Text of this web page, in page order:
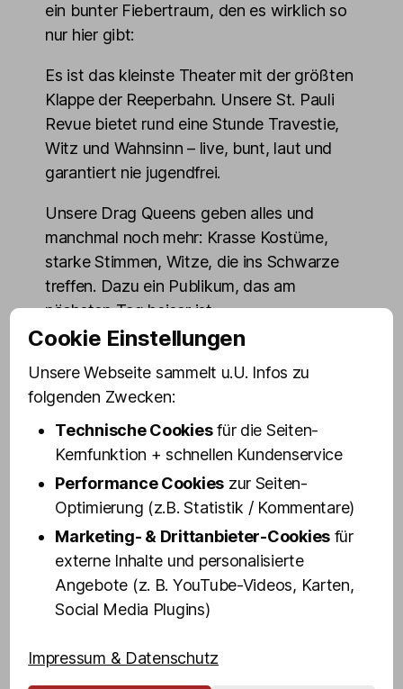
ein bunter Fiebertraum, den es wirklich so
nur hier gibt:
Es ist das kleinste Theater mit der größten
Klappe der Reeperbahn. Unsere St. Pauli
Revue bietet rund eine Stunde Travestie,
Witz und Wahnsinn – live, bunt, laut und
garantiert nie jugendfrei.
Unsere Drag Queens geben alles und
manchmal noch mehr: Krasse Kostüme,
starke Stimmen, Witze, die ins Schwarze
treffen. Dazu ein Publikum, das am
nächsten Tag heiser ist.
Drinnen ist es kuschelig aber klimatisiert,
die Luft knistert trotzdem ordentlich, und
die Bühne ist so nah, dass man wirklich
sagen kann: Olivias Drag Queens sind
sozusagen Stars zum Anfassen.
Das Ambiente ist anrüchig, glamourös und
zu hundert Prozent Reeperbahn, echt und
authentisch wie in den goldenen Kiez-
Jahren. Kein Wunder: Vor unseren Zeiten
feierten hier schon die Beatles und das
Milieu.
Motto bis heute: Gäste voll, Gläser leer und
Cookie Einstellungen
Unsere Webseite sammelt u.U. Infos zu
folgenden Zwecken:
Technische Cookiesfür die Seiten-
Kernfunktion + schnellen Kundenservice
Performance Cookies zur Seiten-
Optimierung (z.B. Statistik / Kommentare)
Marketing- & Drittanbieter-Cookies für
externe Inhalte und personalisierte
Angebote (z. B. YouTube-Videos, Karten,
Social Media Plugins)
Impressum & Datenschutz